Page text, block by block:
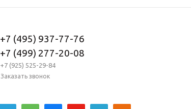
+7 (495) 937-77-76
+7 (499) 277-20-08
+7 (925) 525-29-84
Заказать звонок